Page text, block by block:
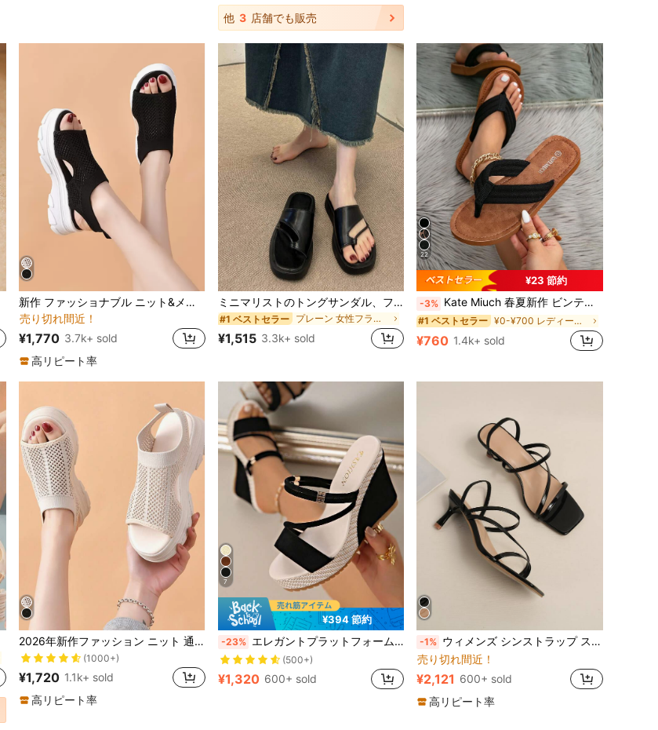
他 3 店舗でも販売
新作 ファッショナブル ニット&メッシュ 通気性 プラットフォーム スポーツサンダル レディース、春夏のコーディネート
#2 ベストセラー ボヘミアン 女性用サンダル
売り切れ間近！
#2 ベストセラー
売り切れ間近！
#2 ベストセラー
売り切れ間近！
#2 ベストセラー ボヘミアン 女性用サンダル
売り切れ間近！
¥1,770 3.7k+ sold
高リピート率
ミニマリストのトングサンダル、ファッションサンダル、春夏のアウトフィット
#1 ベストセラー プレーン 女性フラットサンダル
¥1,515 3.3k+ sold
22
¥23 節約
-3% Kate Miuch 春夏新作 ビンテージスタイル 軽量 通気性 オープントゥ ブラック フラットサンダル、アウトドア向け、エレガントでくつろげるカジュアル パーソナライズ シンプル ビーチ 旅行 ホリデー サンダル、レディース フラット ビーチサンダル、フレンチストリートスタイル スウィート ブラック アウトドア マルチファンクション 滑り止め スライドサンダル、室内用 レディース スリッパ
#1 ベストセラー ¥0-¥700 レディース サンダル
¥760 1.4k+ sold
2026年新作ファッション ニット 通気性 プラットフォーム レディース スポーツサンダル ウェッジヒール 夏靴
売り切れ間近！
(1000+)
売り切れ間近！
(1000+)
売り切れ間近！
(1000+)
売り切れ間近！
(1000+)
¥1,720 1.1k+ sold
高リピート率
7
¥394 節約
-23% エレガントプラットフォームシューズ ブラックスエード レディース エレガントな厚底シューズ アンクルストラップ 通気性のあるスエード オールシーズン 特徴的な角型トゥデザイン ファッショナブルなプラットフォーム厚底サンダル
#1 ベストセラー 素敵 女性用パンプス
(500+)
#1 ベストセラー 素敵 女性用パンプス
(500+)
#1 ベストセラー 素敵 女性用パンプス
(500+)
#1 ベストセラー
素敵 女性用パンプス
¥1,320 600+ sold
-1% ウィメンズ シンストラップ スリングバック サンダル、スティレットヒール エレガントサンダル ブラック、ミュール ヒール
#2 ベストセラー 尖頭 レディース ヒールサンダル
売り切れ間近！
#2 ベストセラー
売り切れ間近！
#2 ベストセラー
売り切れ間近！
#2 ベストセラー 尖頭 レディース ヒールサンダル
売り切れ間近！
¥2,121 600+ sold
高リピート率